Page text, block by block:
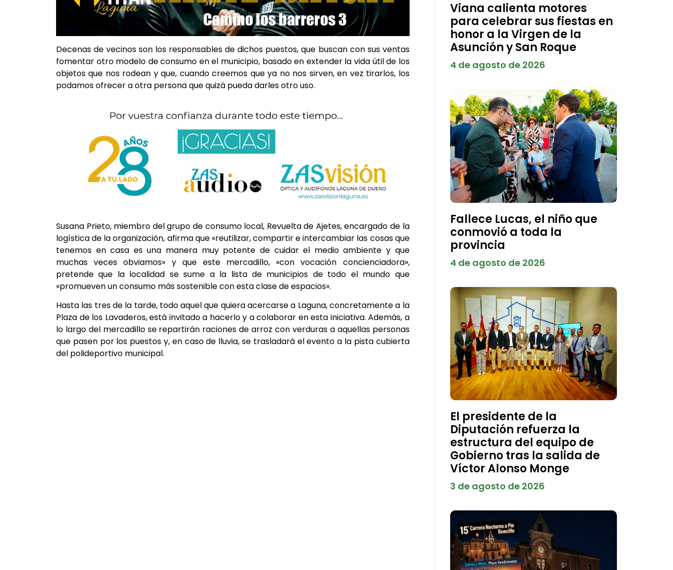
Decenas de vecinos son los responsables de dichos puestos, que buscan con sus ventas
fomentar otro modelo de consumo en el municipio, basado en extender la vida útil de los
objetos que nos rodean y que, cuando creemos que ya no nos sirven, en vez tirarlos, los
podamos ofrecer a otra persona que quizá pueda darles otro uso.
Susana Prieto, miembro del grupo de consumo local, Revuelta de Ajetes, encargado de la
logística de la organización, afirma que «reutilizar, compartir e intercambiar las cosas que
tenemos en casa es una manera muy potente de cuidar el medio ambiente y que
muchas veces obviamos» y que este mercadillo, «con vocación concienciadora»,
pretende que la localidad se sume a la lista de municipios de todo el mundo que
«promueven un consumo más sostenible con esta clase de espacios».
Hasta las tres de la tarde, todo aquel que quiera acercarse a Laguna, concretamente a la
Plaza de los Lavaderos, está invitado a hacerlo y a colaborar en esta iniciativa. Además, a
lo largo del mercadillo se repartirán raciones de arroz con verduras a aquellas personas
que pasen por los puestos y, en caso de lluvia, se trasladará el evento a la pista cubierta
del polideportivo municipal.
Viana calienta motores
para celebrar sus fiestas en
honor a la Virgen de la
Asunción y San Roque
4 de agosto de 2026
Fallece Lucas, el niño que
conmovió a toda la
provincia
4 de agosto de 2026
El presidente de la
Diputación refuerza la
estructura del equipo de
Gobierno tras la salida de
Víctor Alonso Monge
3 de agosto de 2026